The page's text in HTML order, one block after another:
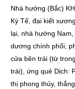
Nhà hướng (Bắc)
Ký Tế, đại kiết
lại, nhà hướng
dương chính phối,
cửa bên trái (từ
trái), ứng quẻ Dịch:
thị phong thủy,